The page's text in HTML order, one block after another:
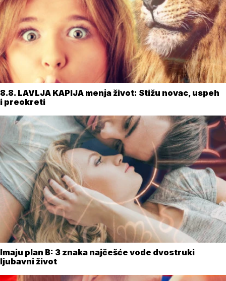
8.8. LAVLJA KAPIJA menja život: Stižu novac, uspeh
i preokreti
Imaju plan B: 3 znaka najčešće vode dvostruki
ljubavni život